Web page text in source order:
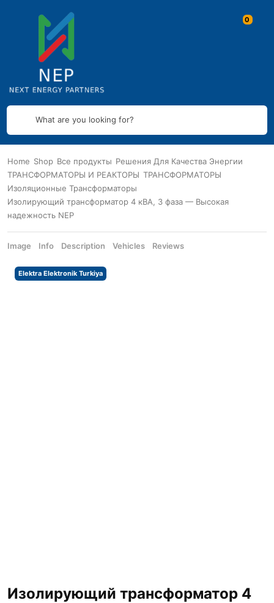
What are you looking for?
Home Shop Все продукты Решения Для Качества Энергии
ТРАНСФОРМАТОРЫ И РЕАКТОРЫ ТРАНСФОРМАТОРЫ
Изоляционные Трансформаторы
Изолирующий трансформатор 4 кВА, 3 фаза — Высокая
надежность NEP
Image Info Description Vehicles Reviews
Elektra Elektronik Turkiya
Изолирующий трансформатор 4